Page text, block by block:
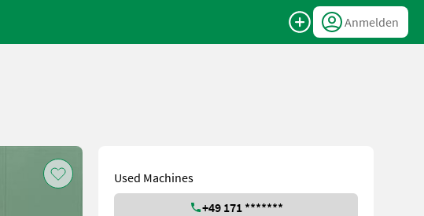
Anmelden
Used Machines
+49 171 *******